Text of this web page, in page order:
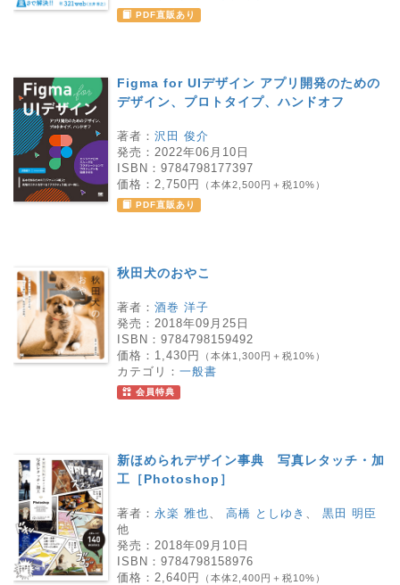
PDF直販あり
Figma for UIデザイン アプリ開発のための
デザイン、プロトタイプ、ハンドオフ
著者： 沢田 俊介
発売： 2022年06月10日
ISBN： 9784798177397
価格： 2,750円 （本体2,500円＋税10%）
PDF直販あり
秋田犬のおやこ
著者： 酒巻 洋子
発売： 2018年09月25日
ISBN： 9784798159492
価格： 1,430円 （本体1,300円＋税10%）
カテゴリ： 一般書
会員特典
新ほめられデザイン事典 写真レタッチ・加
工［Photoshop］
著者： 永楽 雅也 高橋 としゆき
黒田 明臣
他
発売： 2018年09月10日
ISBN： 9784798158976
価格： 2,640円 （本体2,400円＋税10%）